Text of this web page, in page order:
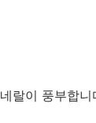
랄이 풍부합니